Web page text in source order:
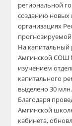
региональной
созданию новых
организациях
На
Амгинской СОШ
изучением
капитального
выделено 30
Благодаря
Амгинской
кабинета,